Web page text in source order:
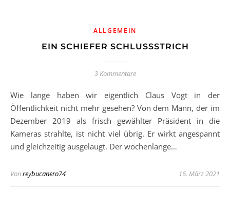
ALLGEMEIN
EIN SCHIEFER SCHLUSSSTRICH
3 Kommentare
Wie lange haben wir eigentlich Claus Vogt in der
Öffentlichkeit nicht mehr gesehen? Von dem Mann, der im
Dezember 2019 als frisch gewählter Präsident in die
Kameras strahlte, ist nicht viel übrig. Er wirkt angespannt
und gleichzeitig ausgelaugt. Der wochenlange…
Vonreybucanero74 16. März 2021